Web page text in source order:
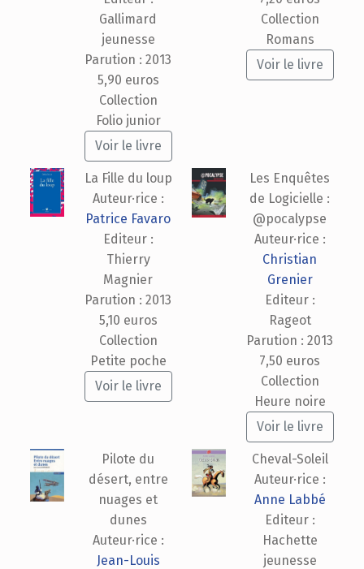
Gallimard
jeunesse
Parution : 2013
5,90 euros
Collection
Folio junior
Voir le livre
Collection
Romans
Voir le livre
La Fille du loup
Auteur·rice :
Patrice Favaro
Editeur :
Thierry
Magnier
Parution : 2013
5,10 euros
Collection
Petite poche
Voir le livre
Les Enquêtes
de Logicielle :
@pocalypse
Auteur·rice :
Christian
Grenier
Editeur :
Rageot
Parution : 2013
7,50 euros
Collection
Heure noire
Voir le livre
Pilote du
désert, entre
nuages et
dunes
Auteur·rice :
Jean-Louis
Cheval-Soleil
Auteur·rice :
Anne Labbé
Editeur :
Hachette
jeunesse